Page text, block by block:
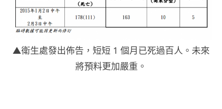
▲衛生處發出佈告，短短 1 個月已死過百人。未來
將預料更加嚴重。